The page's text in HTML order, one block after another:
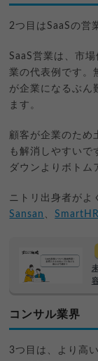
2つ目はSaaSの営
SaaS営業は、市
業の代表例です。
が企業になるぶん
ます。
顧客が企業のため
も解消しやすいで
ダウンよりボトム
ニトリ出身者がよ
Sansan 、SmartHR
コンサル業界
3つ目は、より高